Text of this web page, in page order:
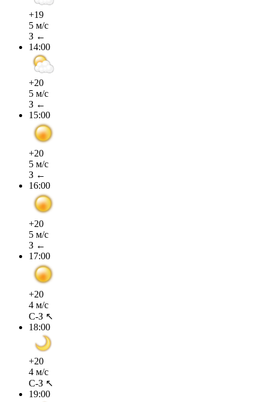
+19
5 м/с
З ←
14:00
+20
5 м/с
З ←
15:00
+20
5 м/с
З ←
16:00
+20
5 м/с
З ←
17:00
+20
4 м/с
С-З ↖
18:00
+20
4 м/с
С-З ↖
19:00